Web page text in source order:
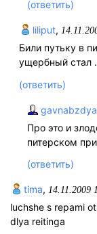
(ответить)
liliput,
Били путьку в
ущербный стал .
(ответить)
Про это и
питерском
(ответить)
tima, 14.11.2009
luchshe s repami
dlya reitinga